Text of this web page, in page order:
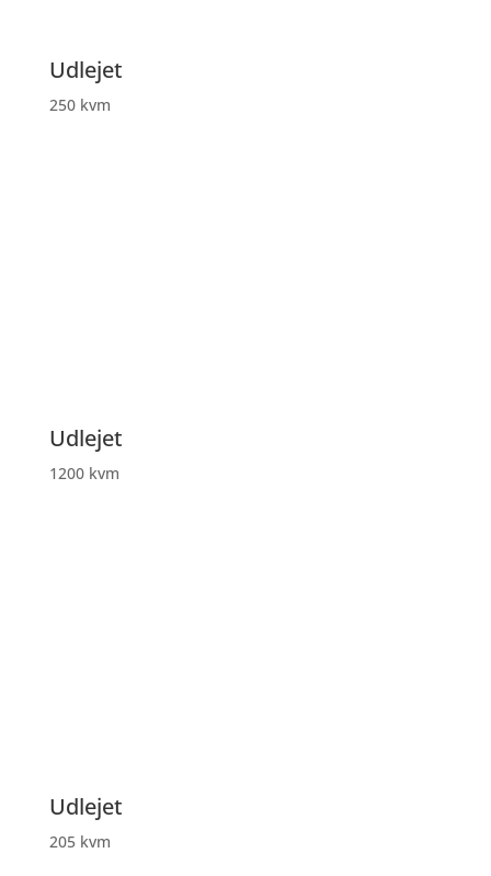
Udlejet
250 kvm
Udlejet
1200 kvm
Udlejet
205 kvm